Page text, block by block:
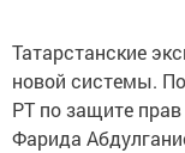
Татарстанские
новой системы.
РТ по защите
Фарида